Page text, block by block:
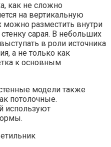
как не сложно
на вертикальную
можно разместить внутри
сарая. В небольших
в роли источника
а не только как
к основным
модели также
потолочные.
используют